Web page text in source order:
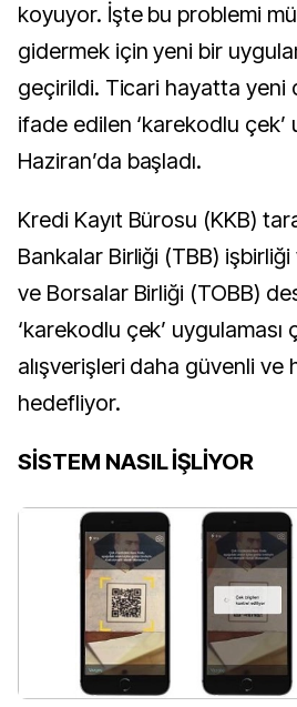
koyuyor. İşte bu problemi
gidermek için yeni bir
geçirildi. Ticari hayatta yeni
ifade edilen ‘karekodlu çek’
Haziran’da başladı.
Kredi Kayıt Bürosu (KKB)
Bankalar Birliği (TBB)
ve Borsalar Birliği (TOBB)
‘karekodlu çek’ uygulaması
alışverişleri daha güvenli ve
hedefliyor.
SİSTEM NASIL İŞLİYOR